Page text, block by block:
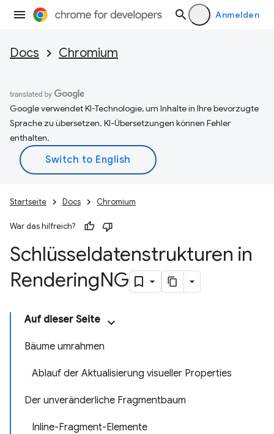
Anmelden
Docs Chromium
Google verwendet KI-Technologie, um Inhalte in Ihre bevorzugte
Sprache zu übersetzen. KI-Übersetzungen können Fehler
enthalten.
Startseite Docs Chromium
War das hilfreich?
Schlüsseldatenstrukturen in
RenderingNG
Auf dieser Seite
Bäume umrahmen
Ablauf der Aktualisierung visueller Properties
Der unveränderliche Fragmentbaum
Inline-Fragment-Elemente